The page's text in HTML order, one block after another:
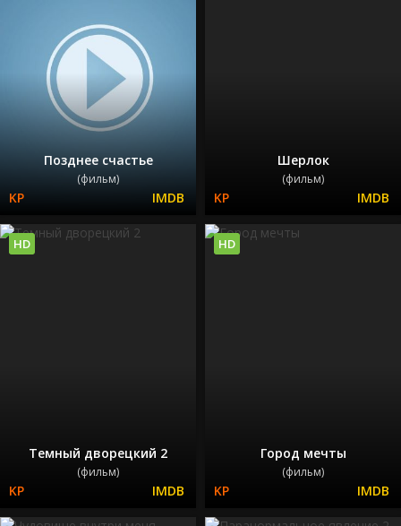
Позднее счастье
(фильм)
Шерлок
(фильм)
Темный дворецкий 2
(фильм)
HD
Город мечты
(фильм)
HD